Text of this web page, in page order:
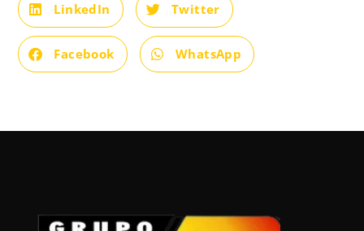
LinkedIn Twitter
Facebook WhatsApp